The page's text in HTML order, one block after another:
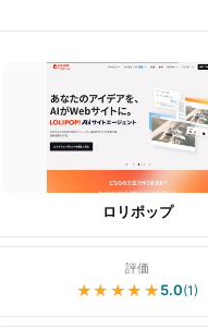
ロリポップ
評価
★★★★★5.0(1)